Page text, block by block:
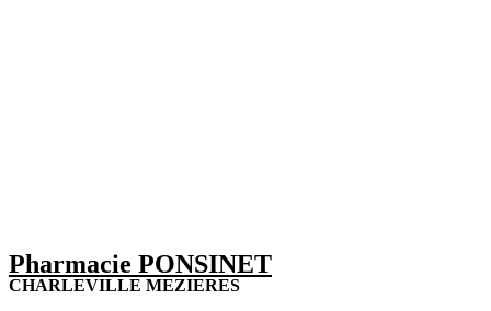
Pharmacie PONSINET
CHARLEVILLE MEZIERES